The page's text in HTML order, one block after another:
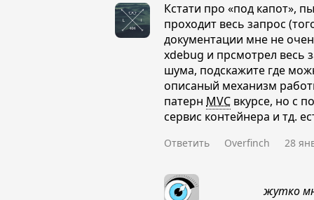
Кстати про «под капот»,
проходит весь запрос
документации мне не
xdebug и прсмотрел весь
шума, подскажите где
описаный механизм
патерн MVC вкурсе, но с
сервис контейнера и тд.
Ответить Overfinch 28
жутко